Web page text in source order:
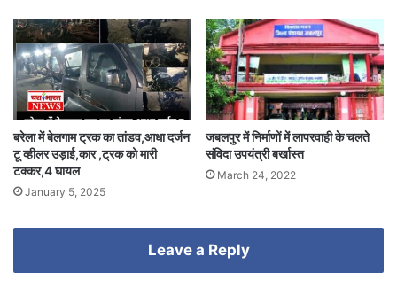
बरेला में बेलगाम ट्रक का तांडव,आधा दर्जन
टू व्हीलर उड़ाई,कार ,ट्रक को मारी
टक्कर,4 घायल
January 5, 2025
जबलपुर में निर्माणों में लापरवाही के चलते
संविदा उपयंत्री बर्खास्त
March 24, 2022
Leave a Reply